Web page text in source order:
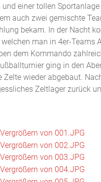
einer tollen
auch zwei gemischte
bekam. In der Nacht
welchen man in 4er-
dem Kommando
ging in den
Zelte wieder abgebaut.
Zeltlager zurück